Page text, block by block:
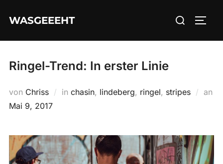
InhaltWASGEEEHT
Suchen
Ringel-Trend: In erster Linie
von Chriss in chasin, lindeberg, ringel, stripes
an
Veröffentlicht
Mai 9, 2017